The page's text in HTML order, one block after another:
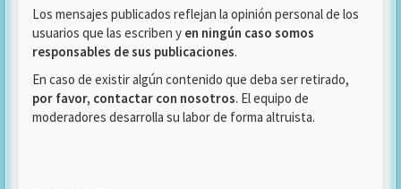
Los mensajes publicados reflejan la opinión personal de los
usuarios que las escriben y en ningún caso somos
responsables de sus publicaciones.
En caso de existir algún contenido que deba ser retirado,
por favor, contactar con nosotros. El equipo de
moderadores desarrolla su labor de forma altruista.